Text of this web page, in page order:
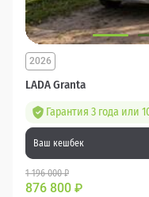
LADA Granta
2026
Гарантия 3 года или
Ваш кешбек
1 196 000 ₽
876 800 ₽